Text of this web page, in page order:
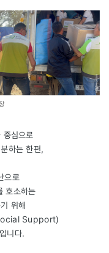
중심으로
하는 한편,
으로
호소하는
위해
Support)
니다.